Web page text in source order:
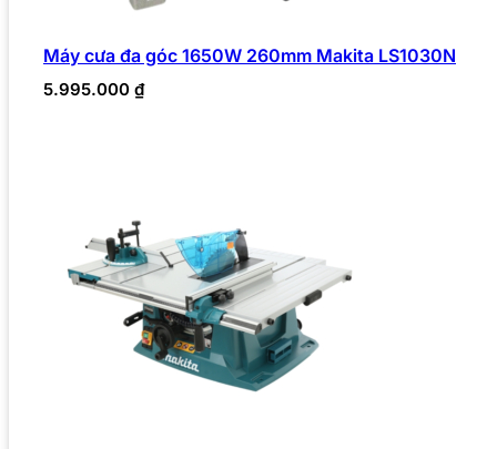
Máy cưa đa góc 1650W 260mm Makita LS1030N
5.995.000 ₫